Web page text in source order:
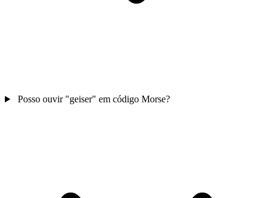
Posso ouvir "geiser" em código Morse?